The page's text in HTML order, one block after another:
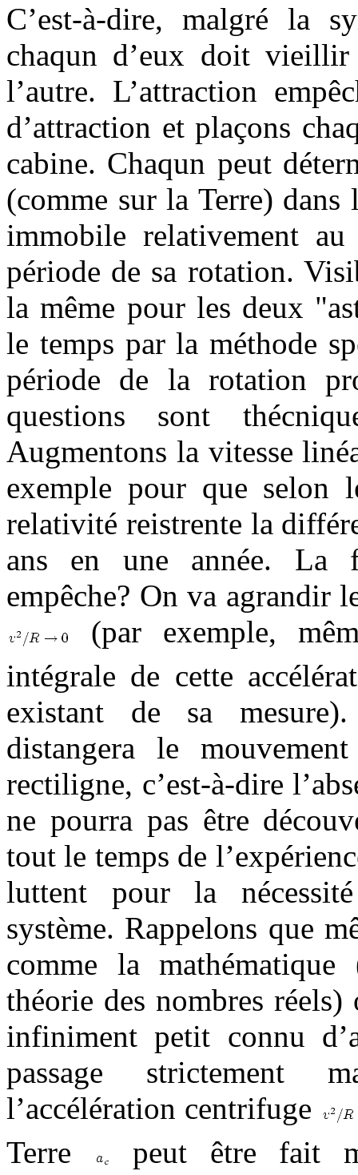
C’est-à-dire, malgré la
chaqun d’eux doit
l’autre. L’attraction
d’attraction et plaçons
cabine. Chaqun peut
(comme sur la Terre)
immobile relativement
période de sa rotation.
la même pour les deux
le temps par la méthode
période de la rotation
questions sont
Augmentons la vitesse
exemple pour que selon
relativité reistrente la
ans en une année. La
empêche? On va agrandir
(par exemple,
intégrale de cette
existant de sa
distangera le
rectiligne, c’est-à-dire
ne pourra pas être
tout le temps de
luttent pour la
système. Rappelons que
comme la
théorie des nombres
infiniment petit connu
passage strictement
l’accélération centrifuge
Terre
peut être fait